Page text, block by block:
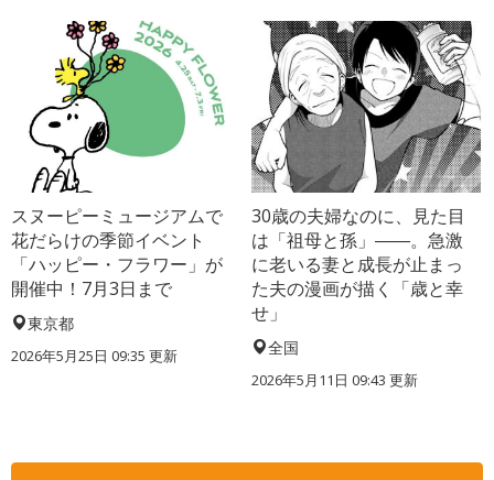
スヌーピーミュージアムで
花だらけの季節イベント
「ハッピー・フラワー」が
開催中！7月3日まで
東京都
2026年5月25日 09:35 更新
30歳の夫婦なのに、見た目
は「祖母と孫」――。急激
に老いる妻と成長が止まっ
た夫の漫画が描く「歳と幸
せ」
全国
2026年5月11日 09:43 更新